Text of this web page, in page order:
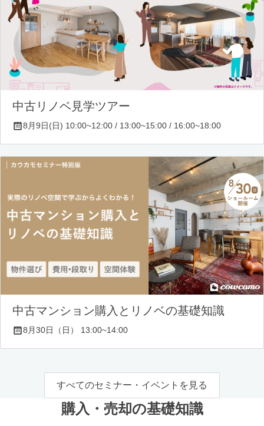
中古リノベ見学ツアー
8月9日(日) 10:00~12:00 / 13:00~15:00 / 16:00~18:00
中古マンション購入とリノベの基礎知識
8月30日（日） 13:00~14:00
すべてのセミナー・イベントを見る
購入・売却の基礎知識